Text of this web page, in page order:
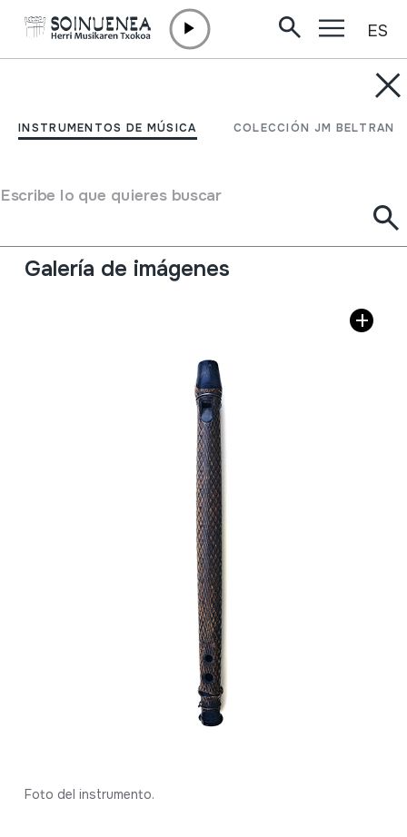
INSTRUMENTOS DE MÚSICA COLECCIÓN JM BELTRAN
Escribe lo que quieres buscar
ES
XIRULA; TXIRULA
Tipo de Instrumento de música
Aerófonos
Flautas
Galería de imágenes
Foto del instrumento.